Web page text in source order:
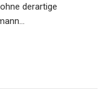
derartige